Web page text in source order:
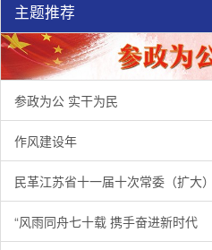
主题推荐
参政为公 实干为民
作风建设年
民革江苏省十一届十次常委（扩大）
“风雨同舟七十载 携手奋进新时代